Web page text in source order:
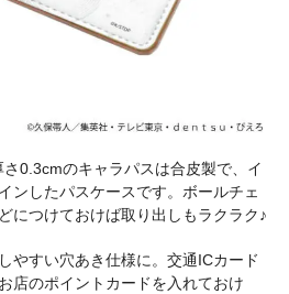
0.3cmのキャラパスは合皮製で、イ
ンしたパスケースです。ボールチェ
につけておけば取り出しもラクラク♪
やすい穴あき仕様に。交通ICカード
店のポイントカードを入れておけ